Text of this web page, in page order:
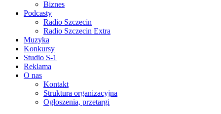
Biznes
Podcasty
Radio Szczecin
Radio Szczecin Extra
Muzyka
Konkursy
Studio S-1
Reklama
O nas
Kontakt
Struktura organizacyjna
Ogłoszenia, przetargi